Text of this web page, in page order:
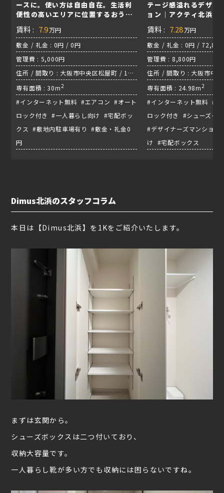
ースに。使い方は自由自在。生活利
便性の高いエリアに位置するおうち
｜ハイムラポール松屋町
賃料 : 7.9万円
敷金 / 礼金 : 0円 / 0円
管理費 : 5,000円
住所 / 間取り : 大阪市中央区松屋町 / 1K/
長堀鶴見緑地線『松屋町駅』
専有面積 : 30m2
#インターネット無料 #エアコン #オート
ロック付き #一人暮らし向け #宅配ボッ
クス #敷地内駐車場有り #敷金・礼金0
円
テージ感溢れるデザイ
ョン｜アクティ北浜
賃料 : 7.28万円
敷金 / 礼金 : 0円 /
管理費 : 8,800円
住所 / 間取り : 大阪市中
堺筋線『北浜駅』
専有面積 : 24.98m2
#インターネット無料 #
ロック付き #シューズイ
#デザイナーズマンショ
け #宅配ボックス
Dimus北浜のスタッフコラム
本日は【Dimus北浜】を1Kをご紹介いたします。
まずは玄関から。
シューズボックスは二つ付いており、
収納大容量です。
一人暮らし靴が多い方でも収納には困らないですね。